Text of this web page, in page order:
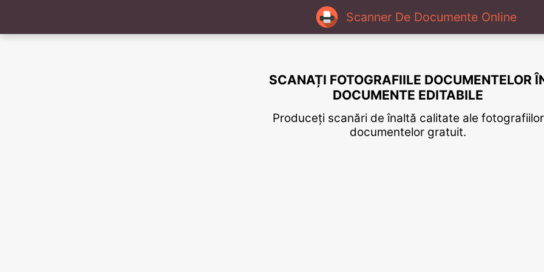
Scanner De Documente Online
SCANAȚI FOTOGRAFIILE DOCUMENTELOR
DOCUMENTE EDITABILE
Produceți scanări de înaltă calitate ale fotografiilor
documentelor gratuit.